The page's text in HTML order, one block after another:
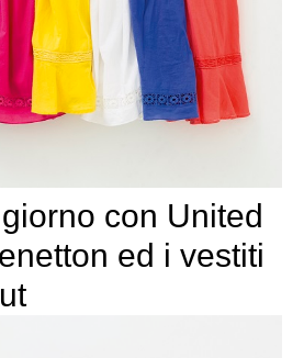
con United
ed i vestiti